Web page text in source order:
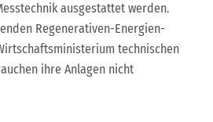
ausgestattet werden.
Regenerativen-Energien-
technischen
ihre Anlagen nicht